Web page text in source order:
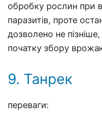
обробку рослин при
паразитів, проте
дозволено не
початку збору
9. Танрек
переваги: